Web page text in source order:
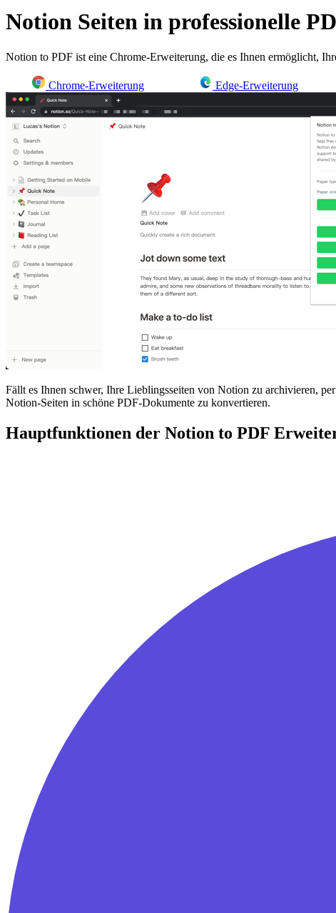
Notion Seiten in professionelle
Notion to PDF ist eine Chrome-Erweiterung, die es Ihnen ermöglicht,
Chrome-Erweiterung Edge-Erweiterung
Fällt es Ihnen schwer, Ihre Lieblingsseiten von Notion zu archivieren,
Notion-Seiten in schöne PDF-Dokumente zu konvertieren.
Hauptfunktionen der Notion to PDF